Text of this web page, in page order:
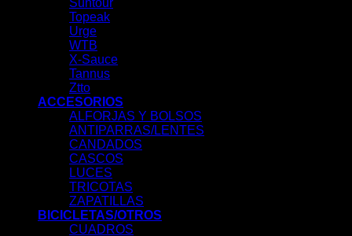
Suntour
Topeak
Urge
WTB
X-Sauce
Tannus
Ztto
ACCESORIOS
ALFORJAS Y BOLSOS
ANTIPARRAS/LENTES
CANDADOS
CASCOS
LUCES
TRICOTAS
ZAPATILLAS
BICICLETAS/OTROS
CUADROS